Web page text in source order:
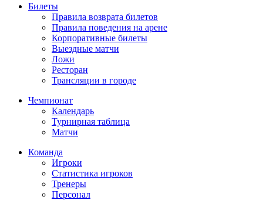
Билеты
Правила возврата билетов
Правила поведения на арене
Корпоративные билеты
Выездные матчи
Ложи
Ресторан
Трансляции в городе
Чемпионат
Календарь
Турнирная таблица
Матчи
Команда
Игроки
Статистика игроков
Тренеры
Персонал